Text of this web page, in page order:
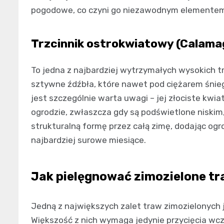
pogodowe, co czyni go niezawodnym
Trzcinnik ostrokwiatowy
To jedna z najbardziej wytrzymałych wysokich
sztywne źdźbła, które nawet pod ciężarem
jest szczególnie warta uwagi – jej złociste
ogrodzie, zwłaszcza gdy są podświetlone
strukturalną formę przez całą zimę, dodając
najbardziej surowe miesiące.
Jak pielęgnować zimozielone
Jedną z największych zalet traw
Większość z nich wymaga jedynie przycięcia